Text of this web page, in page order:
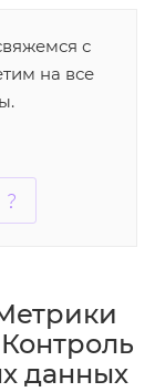
с
на все
данных